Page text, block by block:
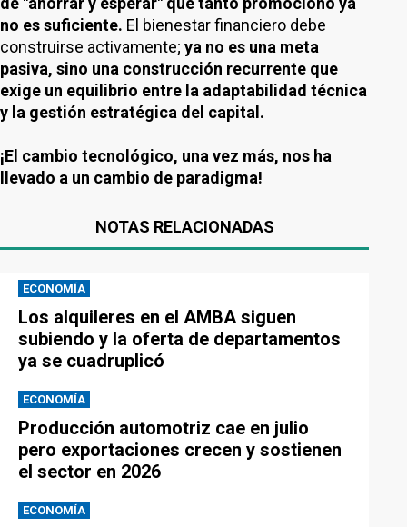
no es suficiente. El bienestar financiero debe
construirse activamente; ya no es una meta
pasiva, sino una construcción recurrente que
exige un equilibrio entre la adaptabilidad técnica
y la gestión estratégica del capital.
¡El cambio tecnológico, una vez más, nos ha
llevado a un cambio de paradigma!
NOTAS RELACIONADAS
ECONOMÍA
Los alquileres en el AMBA siguen
subiendo y la oferta de departamentos
ya se cuadruplicó
ECONOMÍA
Producción automotriz cae en julio
pero exportaciones crecen y sostienen
el sector en 2026
ECONOMÍA